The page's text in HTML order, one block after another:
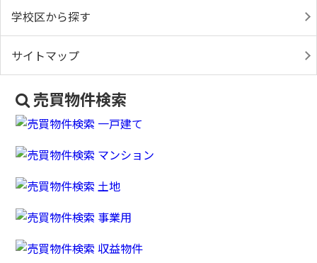
学校区から探す
サイトマップ
売買物件検索